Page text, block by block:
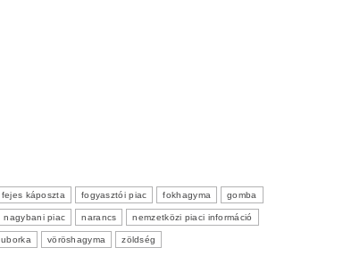
fejes káposzta fogyasztói piac fokhagyma gomba
nagybani piac narancs nemzetközi piaci információ
uborka vöröshagyma zöldség